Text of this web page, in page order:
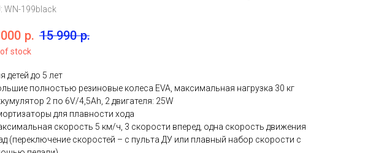
WN-199black
р. 15 990 р.
stock
детей до 5 лет
полностью резиновые колеса EVA, максимальная нагрузка 30 кг
2 по 6V/4,5Ah, 2 двигателя: 25W
для плавности хода
скорость 5 км/ч, 3 скорости вперед, одна скорость движения
(переключение скоростей – с пульта ДУ или плавный набор скорости с